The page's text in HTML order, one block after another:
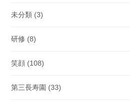
未分類 (3)
研修 (8)
笑顔 (108)
第三長寿園 (33)